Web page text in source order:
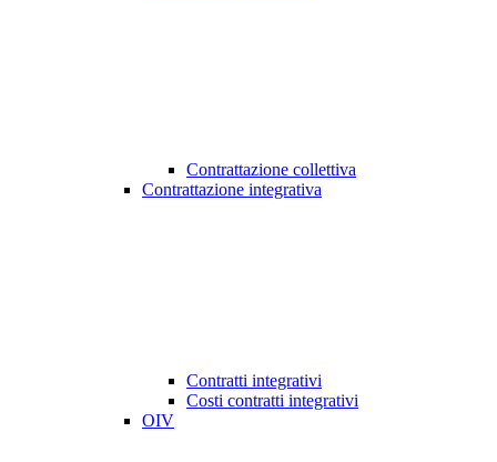
Contrattazione collettiva
Contrattazione integrativa
Contratti integrativi
Costi contratti integrativi
OIV